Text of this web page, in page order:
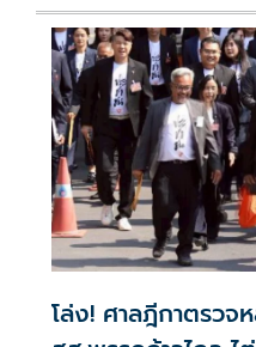
โล่ง! ศาลฎีกาตรวจ